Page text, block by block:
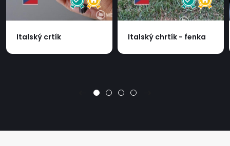
Italský crtík Italský chrtík - fenka